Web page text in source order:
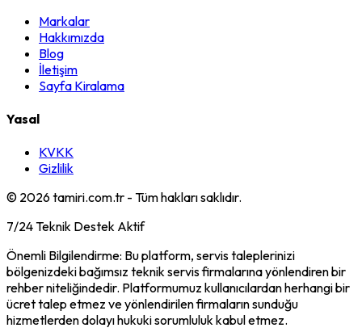
Markalar
Hakkımızda
Blog
İletişim
Sayfa Kiralama
Yasal
KVKK
Gizlilik
© 2026tamiri.com.tr - Tüm hakları saklıdır.
7/24 Teknik Destek Aktif
Önemli Bilgilendirme: Bu platform, servis taleplerinizi
bölgenizdeki bağımsız teknik servis firmalarına yönlendiren bir
rehber niteliğindedir. Platformumuz kullanıcılardan herhangi bir
ücret talep etmez ve yönlendirilen firmaların sunduğu
hizmetlerden dolayı hukuki sorumluluk kabul etmez.